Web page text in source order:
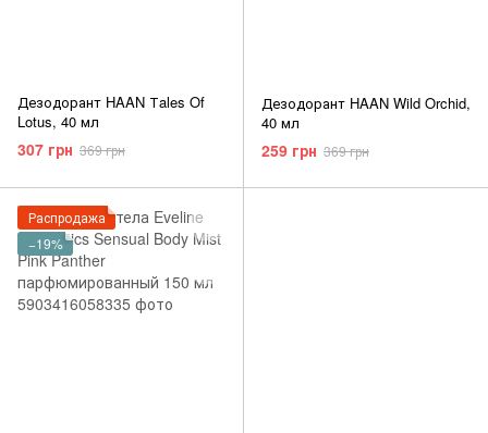
Дезодорант HAAN Тales Of
Lotus, 40 мл
307 грн 369 грн
Дезодорант HAAN Wild Orchid,
40 мл
259 грн 369 грн
Распродажа
−19%